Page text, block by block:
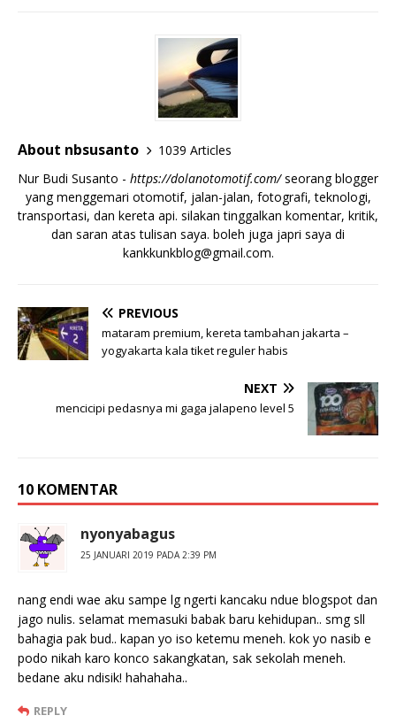
About nbsusanto
1039 Articles
Nur Budi Susanto - https://dolanotomotif.com/seorang blogger
yang menggemari otomotif, jalan-jalan, fotografi, teknologi,
transportasi, dan kereta api. silakan tinggalkan komentar, kritik,
dan saran atas tulisan saya. boleh juga japri saya di
kankkunkblog@gmail.com.
PREVIOUS
mataram premium, kereta tambahan jakarta –
yogyakarta kala tiket reguler habis
NEXT
mencicipi pedasnya mi gaga jalapeno level 5
10 KOMENTAR
nyonyabagus
25 JANUARI 2019 PADA 2:39 PM
nang endi wae aku sampe lg ngerti kancaku ndue blogspot dan
jago nulis. selamat memasuki babak baru kehidupan.. smg sll
bahagia pak bud.. kapan yo iso ketemu meneh. kok yo nasib e
podo nikah karo konco sakangkatan, sak sekolah meneh.
bedane aku ndisik! hahahaha..
REPLY